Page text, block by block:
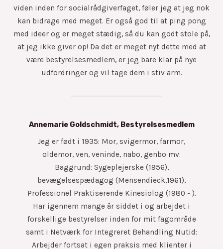
viden inden for socialrådgiverfaget, føler jeg at jeg nok
kan bidrage med meget. Er også god til at ping pong
med ideer og er meget stædig, så du kan godt stole på,
at jeg ikke giver op! Da det er meget nyt dette med at
være bestyrelsesmedlem, er jeg bare klar på nye
udfordringer og vil tage dem i stiv arm.
Annemarie Goldschmidt, Bestyrelsesmedlem
Jeg er født i 1935: Mor, svigermor, farmor,
oldemor, ven, veninde, nabo, genbo mv.
Baggrund: Sygeplejerske (1956),
bevægelsespædagog (Mensendieck,1961),
Professionel Praktiserende Kinesiolog (1980 - ).
Har igennem mange år siddet i og arbejdet i
forskellige bestyrelser inden for mit fagområde
samt i Netværk for Integreret Behandling Nutid:
Arbejder fortsat i egen praksis med klienter i